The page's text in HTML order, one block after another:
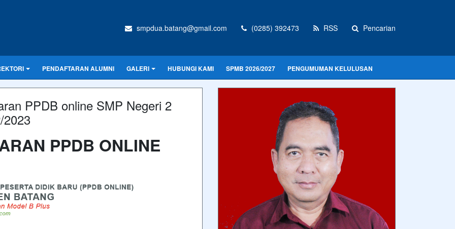
smpdua.batang@gmail.com (0285) 392473 RSS Pencarian
PENDAFTARAN ALUMNI GALERI HUBUNGI KAMI SPMB 2026/2027 PENGUMUMAN KELULUSAN
PPDB online SMP Negeri 2
PPDB ONLINE